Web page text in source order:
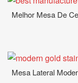
Melhor Mesa De
Mesa Lateral